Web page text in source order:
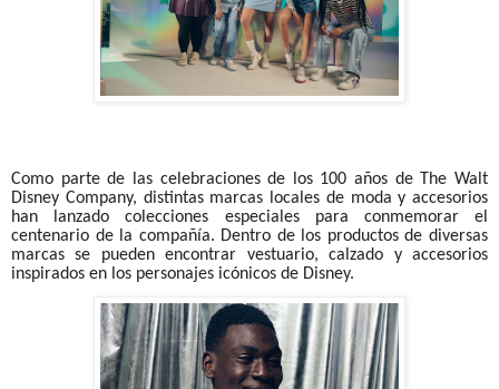
Como parte de las celebraciones de los 100 años de The Walt
Disney Company, distintas marcas locales de moda y accesorios
han lanzado colecciones especiales para conmemorar el
centenario de la compañía. Dentro de los productos de diversas
marcas se pueden encontrar vestuario, calzado y accesorios
inspirados en los personajes icónicos de Disney.